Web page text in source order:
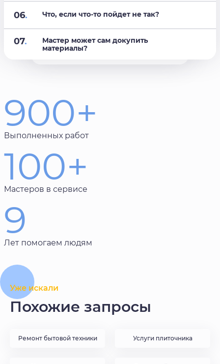
06. Что, если что-то пойдет не так?
07.
Мастер может сам докупить
материалы?
900+
Выполненных работ
100+
Мастеров в сервисе
9
Лет помогаем людям
Уже искали
Похожие запросы
Ремонт бытовой техники Услуги плиточника